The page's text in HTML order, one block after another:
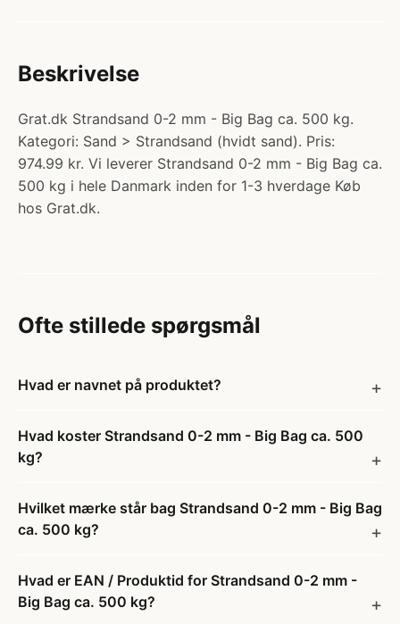
Beskrivelse
Grat.dk Strandsand 0-2 mm - Big Bag ca. 500 kg.
Kategori: Sand > Strandsand (hvidt sand). Pris:
974.99 kr. Vi leverer Strandsand 0-2 mm - Big Bag ca.
500 kg i hele Danmark inden for 1-3 hverdage Køb
hos Grat.dk.
Ofte stillede spørgsmål
Hvad er navnet på produktet?
Hvad koster Strandsand 0-2 mm - Big Bag ca. 500
kg?
Hvilket mærke står bag Strandsand 0-2 mm - Big Bag
ca. 500 kg?
Hvad er EAN / Produktid for Strandsand 0-2 mm -
Big Bag ca. 500 kg?